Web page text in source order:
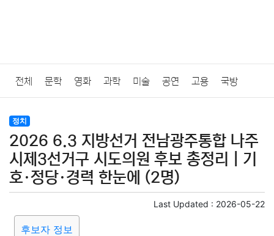
전체 문학 영화 과학 미술 공연 고용 국방
법률
질병 가요 방송 일상 주식 암호화폐 블록체인
결혼 육아 반려동물 패션 미용
요리 상품리뷰
정치
2026 6.3 지방선거 전남광주통합 나주
시제3선거구 시도의원 후보 총정리｜기
호·정당·경력 한눈에 (2명)
Last Updated : 2026-05-22
후보자 정보